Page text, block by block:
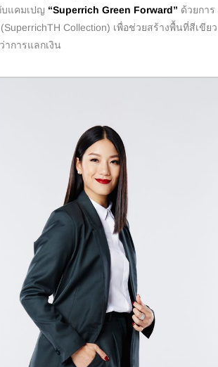
บแคมเปญ “Superrich Green Forward” ด้วยการ
Collection) เพื่อช่วยสร้างพื้นที่สีเขีย
การแลกเงิน